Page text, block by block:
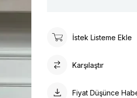
İstek Listeme Ekle
Karşılaştır
Fiyat Düşünce